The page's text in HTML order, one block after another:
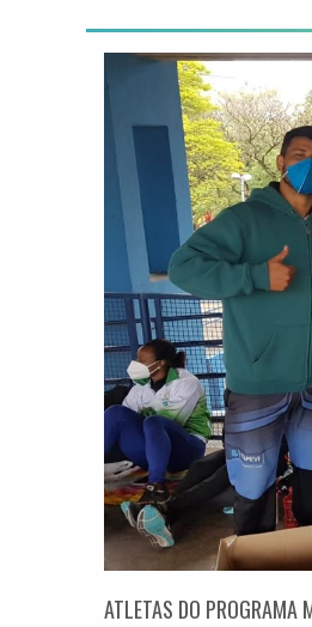
ATLETAS DO PROGRAMA